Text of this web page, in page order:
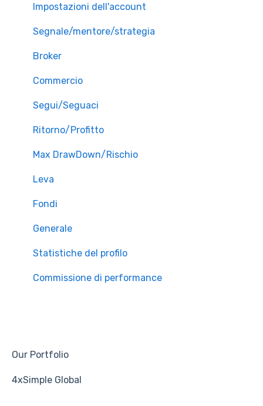
Impostazioni dell'account
Segnale/mentore/strategia
Broker
Commercio
Segui/Seguaci
Ritorno/Profitto
Max DrawDown/Rischio
Leva
Fondi
Generale
Statistiche del profilo
Commissione di performance
Our Portfolio
4xSimple Global